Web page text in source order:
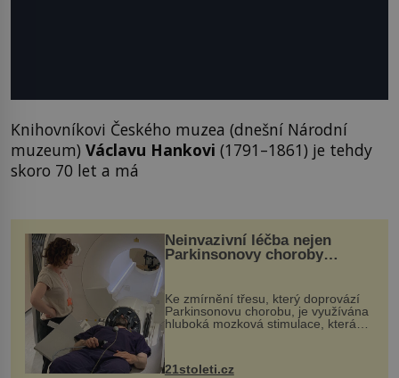
Knihovníkovi Českého muzea (dnešní Národní
muzeum) Václavu Hankovi (1791–1861) je tehdy
skoro 70 let a má
Neinvazivní léčba nejen
Parkinsonovy choroby
Ke zmírnění třesu, který doprovází
Parkinsonovu chorobu, je využívána
hluboká mozková stimulace, která
však vyžaduje vysoce invazivní
zákrok. Ultrazvuk zase není vhodný
k dostatečně přesnému zacílení ...
21stoleti.cz